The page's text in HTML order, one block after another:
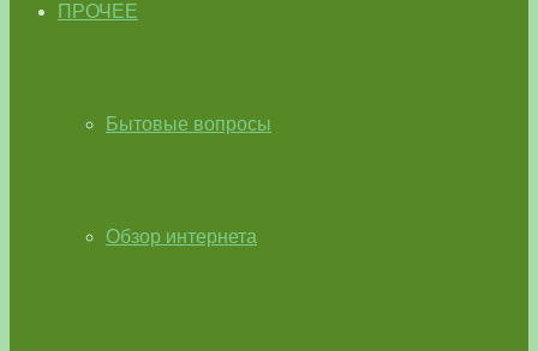
ПРОЧЕЕ
Бытовые вопросы
Обзор интернета